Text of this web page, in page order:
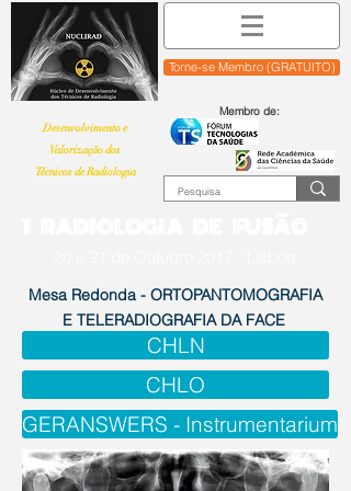
Desenvolvimento e
Valorização dos
Técnicos de Radiologia
Torne-se Membro (GRATUITO)
Membro de:
Mesa Redonda - ORTOPANTOMOGRAFIA
E TELERADIOGRAFIA DA FACE
CHLN
CHLO
GERANSWERS - Instrumentarium